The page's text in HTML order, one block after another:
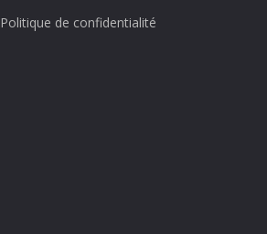
Politique de confidentialité